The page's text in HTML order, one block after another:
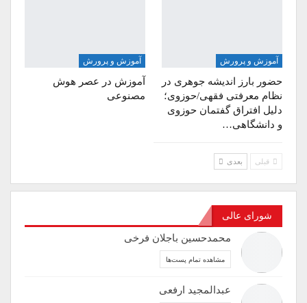
آموزش و پرورش
حضور بارز اندیشه جوهری در
نظام معرفتی فقهی/حوزوی؛
دلیل افتراق گفتمان حوزوی
و دانشگاهی…
آموزش و پرورش
آموزش در عصر هوش
مصنوعی
قبلی بعدی
شورای عالی
محمدحسین باجلان فرخی
مشاهده تمام پست‌ها
عبدالمجید ارفعی